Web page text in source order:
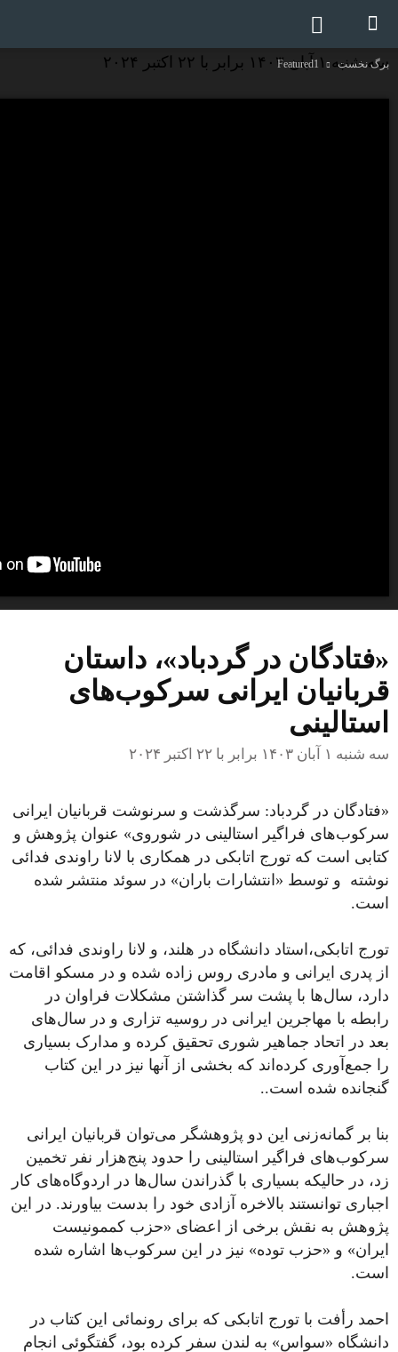
برگ نخست Featured1 سه شنبه ۱ آبان ۱۴۰۳ برابر با ۲۲ اکتبر ۲۰۲۴
«فتادگان در گردباد»، داستان
قربانیان ایرانی سرکوب‌های
استالینی
سه شنبه ۱ آبان ۱۴۰۳ برابر با ۲۲ اکتبر ۲۰۲۴
«فتادگان در گردباد: سرگذشت و سرنوشت قربانیان ایرانی
سرکوب‌های فراگیر استالینی در شوروی» عنوان پژوهش و
کتابی است که تورج اتابکی در همکاری با لانا راوندی فدائی
نوشته و توسط «انتشارات باران» در سوئد منتشر شده
است.
تورج اتابکی،استاد دانشگاه در هلند، و لانا راوندی فدائی، که
از پدری ایرانی و مادری روس زاده شده و در مسکو اقامت
دارد، سال‌ها با پشت سر گذاشتن مشکلات فراوان در
رابطه با مهاجرین ایرانی در روسیه تزاری و در سال‌های
بعد در اتحاد جماهیر شوری تحقیق کرده و مدارک بسیاری
را جمع‌آوری کرده‌اند که بخشی از آنها نیز در این کتاب
گنجانده شده است..
بنا بر گمانه‌زنی این دو پژوهشگر می‌توان قربانیان ایرانی
سرکوب‌های فراگیر استالینی را حدود پنج‌هزار نفر تخمین
زد، در حالیکه بسیاری با گذراندن سال‌ها در اردوگاه‌های کار
اجباری توانستند بالاخره آزادی خود را بدست بیاورند. در این
پژوهش به نقش برخی از اعضای «حزب کممونیست
ایران» و «حزب توده» نیز در این سرکوب‌ها اشاره شده
است.
احمد رأفت با تورج اتابکی که برای رونمائی این کتاب در
دانشگاه «سواس» به لندن سفر کرده بود، گفتگوئی انجام